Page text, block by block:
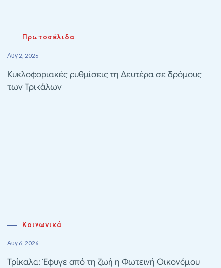
Πρωτοσέλιδα
Αυγ 2, 2026
Κυκλοφοριακές ρυθμίσεις τη Δευτέρα σε δρόμους
των Τρικάλων
Κοινωνικά
Αυγ 6, 2026
Τρίκαλα: Έφυγε από τη ζωή η Φωτεινή Οικονόμου